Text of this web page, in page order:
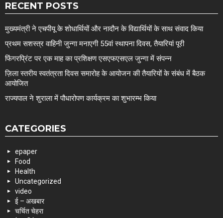
RECENT POSTS
मुख्यमंत्री ने एचपीयू के शोधार्थियों और नादौन के विद्यार्थियों के साथ संवाद किया
प्रथम सशस्त्र वाहिनी जुन्गा मनाएगी 55वां स्थापना दिवस, तैयारियां पूरी
फिंगरप्रिंट पर एक माह का प्रशिक्षण एसएफएसएल जुन्गा में संपन्न
ज़िला स्तरीय स्वतंत्रता दिवस समारोह के आयोजन की तैयारियों के संबंध में बैठक
आयोजित
राज्यपाल ने शुराला में पौधारोपण कार्यक्रम का शुभारम्भ किया
CATEGORIES
epaper
Food
Health
Uncategorized
video
ई – अखबार
चर्चित चेहरा